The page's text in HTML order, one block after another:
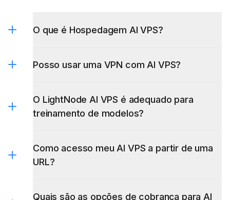
O que é Hospedagem AI VPS?
Posso usar uma VPN com AI VPS?
O LightNode AI VPS é adequado para
treinamento de modelos?
Como acesso meu AI VPS a partir de uma
URL?
Quais são as opções de cobrança para AI